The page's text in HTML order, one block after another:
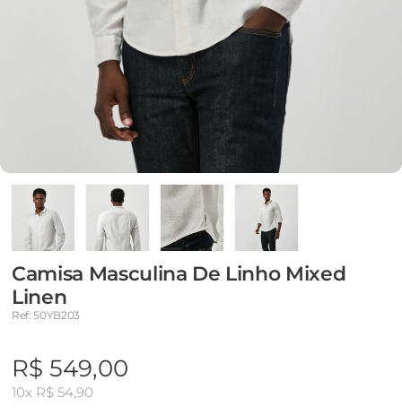
Camisa Masculina De Linho Mixed
Linen
Ref: 50YB203
R$ 549,00
10x R$ 54,90